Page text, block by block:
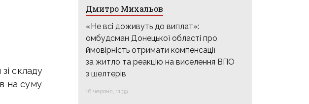
складу
на суму
Дмитро Михальов
«Не всі доживуть до виплат»:
омбудсман Донецької області про
ймовірність отримати компенсації
за житло та реакцію на виселення ВПО
з шелтерів
16 червня, 11:39